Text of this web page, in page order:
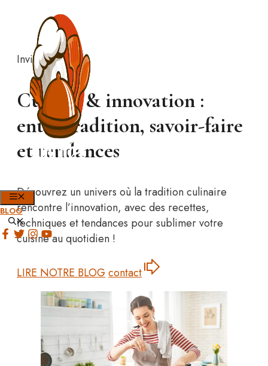
MENU
BLOG
Invite1Chef
Cuisine & innovation :
entre tradition, savoir-faire
et tendances
Découvrez un univers où la tradition culinaire
rencontre l’innovation, avec des recettes,
techniques et tendances pour sublimer votre
cuisine au quotidien !
LIRE NOTRE BLOG contact